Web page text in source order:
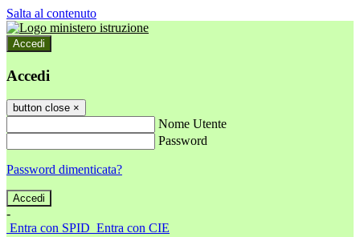
Salta al contenuto
Accedi
Accedi
button close ×
Nome Utente
Password
Password dimenticata?
-
Entra con SPID Entra con CIE